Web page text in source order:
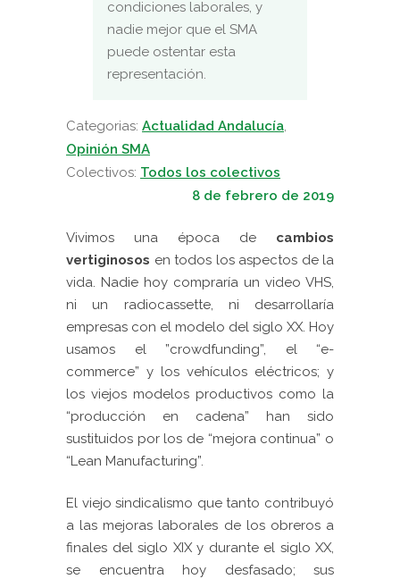
condiciones laborales, y
nadie mejor que el SMA
puede ostentar esta
representación.
Categorias: Actualidad Andalucía
Opinión SMA
Colectivos: Todos los colectivos
8 de febrero de 2019
Vivimos una época de cambios
vertiginosos en todos los aspectos de la
vida. Nadie hoy compraría un video VHS,
ni un radiocassette, ni desarrollaría
empresas con el modelo del siglo XX. Hoy
usamos el ”crowdfunding”, el “e-
commerce” y los vehículos eléctricos; y
los viejos modelos productivos como la
“producción en cadena” han sido
sustituidos por los de “mejora continua” o
“Lean Manufacturing”.
El viejo sindicalismo que tanto contribuyó
a las mejoras laborales de los obreros a
finales del siglo XIX y durante el siglo XX,
se encuentra hoy desfasado; sus